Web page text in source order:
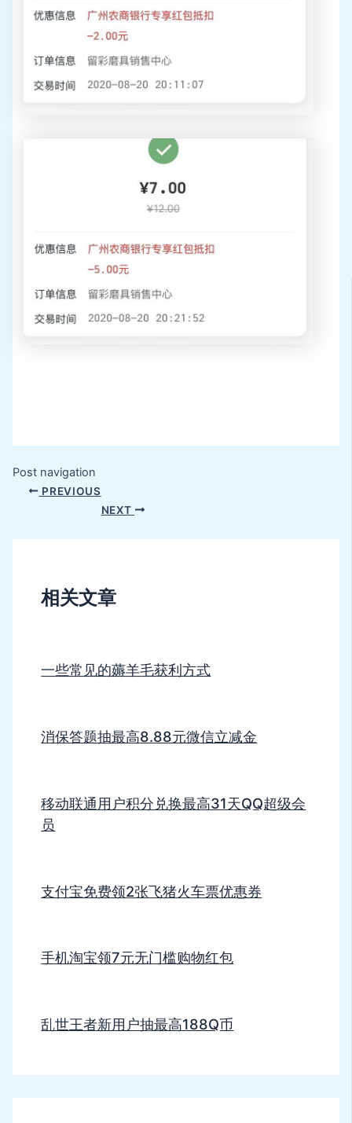
Post navigation
PREVIOUS
NEXT
相关文章
一些常见的薅羊毛获利方式
消保答题抽最高8.88元微信立减金
移动联通用户积分兑换最高31天QQ超级会
员
支付宝免费领2张飞猪火车票优惠券
手机淘宝领7元无门槛购物红包
乱世王者新用户抽最高188Q币